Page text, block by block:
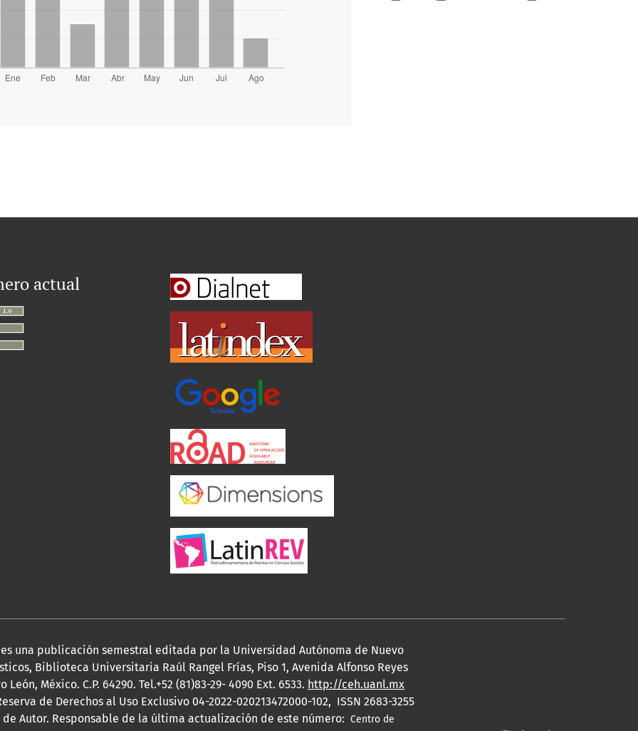
actual
una publicación semestral editada por la Universidad Autónoma de Nuevo
Biblioteca Universitaria Raúl Rangel Frías, Piso 1, Avenida Alfonso Reyes
México. C.P. 64290. Tel.+52 (81)83-29- 4090 Ext. 6533. http://ceh.uanl.mx
de Derechos al Uso Exclusivo 04-2022-020213472000-102, ISSN 2683-3255
Autor. Responsable de la última actualización de este número: Centro de